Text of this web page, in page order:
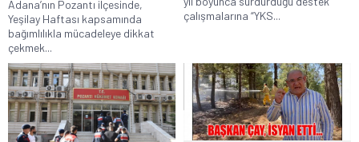
Adana’nın Pozantı ilçesinde,
Yeşilay Haftası kapsamında
bağımlılıkla mücadeleye dikkat
çekmek...
çalışmalarına “YKS...